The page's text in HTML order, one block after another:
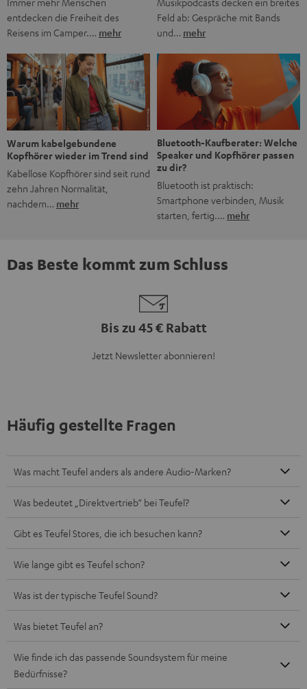
entdecken die Freiheit des
Reisens im Camper.… mehr
Feld ab: Gespräche mit Bands
und… mehr
Warum kabelgebundene
Kopfhörer wieder im Trend sind
Kabellose Kopfhörer sind seit rund
zehn Jahren Normalität,
nachdem… mehr
Bluetooth-Kaufberater: Welche
Speaker und Kopfhörer passen
zu dir?
Bluetooth ist praktisch:
Smartphone verbinden, Musik
starten, fertig.… mehr
Das Beste kommt zum Schluss
Bis zu 45 € Rabatt
Jetzt Newsletter abonnieren!
Häufig gestellte Fragen
Was macht Teufel anders als andere Audio-Marken?
Was bedeutet „Direktvertrieb“ bei Teufel?
Gibt es Teufel Stores, die ich besuchen kann?
Wie lange gibt es Teufel schon?
Was ist der typische Teufel Sound?
Was bietet Teufel an?
Wie finde ich das passende Soundsystem für meine
Bedürfnisse?